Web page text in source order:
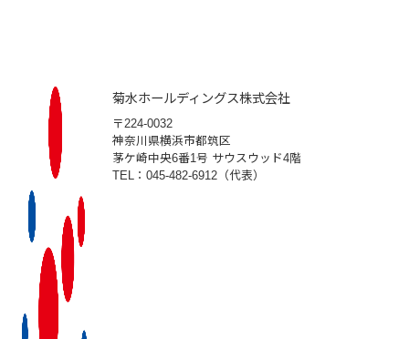
菊水ホールディングス株式会社
〒224-0032
神奈川県横浜市都筑区
茅ケ崎中央6番1号 サウスウッド4階
TEL：045-482-6912（代表）